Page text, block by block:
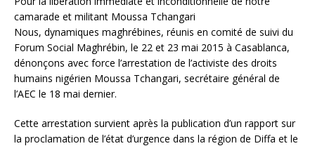
camarade et militant Moussa Tchangari
Nous, dynamiques maghrébines, réunis en comité de suivi du
Forum Social Maghrébin, le 22 et 23 mai 2015 à Casablanca,
dénonçons avec force l’arrestation de l’activiste des droits
humains nigérien Moussa Tchangari, secrétaire général de
l’AEC le 18 mai dernier.
Cette arrestation survient après la publication d’un rapport sur
la proclamation de l’état d’urgence dans la région de Diffa et le